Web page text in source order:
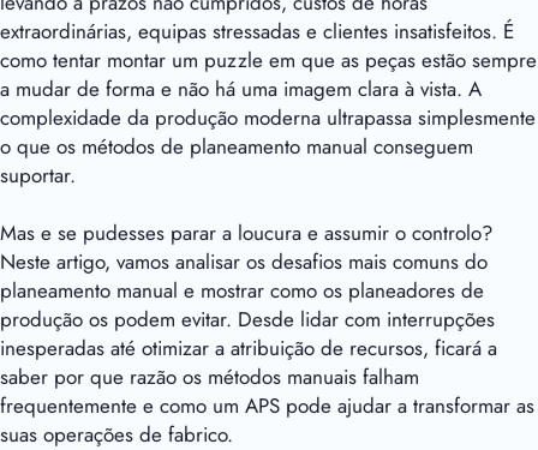
extraordinárias, equipas stressadas e clientes insatisfeitos. É
como tentar montar um puzzle em que as peças estão sempre
a mudar de forma e não há uma imagem clara à vista. A
complexidade da produção moderna ultrapassa simplesmente
o que os métodos de planeamento manual conseguem
suportar.
Mas e se pudesses parar a loucura e assumir o controlo?
Neste artigo, vamos analisar os desafios mais comuns do
planeamento manual e mostrar como os planeadores de
produção os podem evitar. Desde lidar com interrupções
inesperadas até otimizar a atribuição de recursos, ficará a
saber por que razão os métodos manuais falham
frequentemente e como um APS pode ajudar a transformar as
suas operações de fabrico.